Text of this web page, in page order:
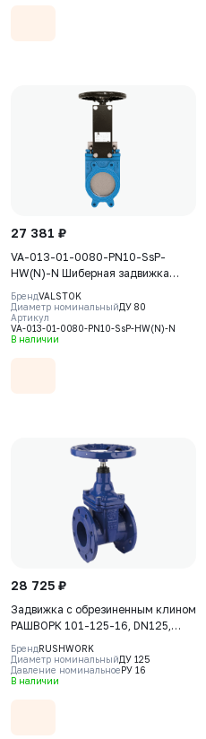
27 381 ₽
VA-013-01-0080-PN10-SsP-
HW(N)-N Шиберная задвижка
Valstok, серия VA, DN0080, PN10,
штурвал, невыдвижной шток,
корпус GJS-400-15 (GGG40), нож
AISI304, седловое уплотнение
БрендVALSTOK
Диаметр номинальныйДУ 80
Артикул
VA-013-01-0080-PN10-SsP-HW(N)-N
В наличии
28 725 ₽
Задвижка с обрезиненным клином
РАШВОРК 101-125-16, DN125,
PN16, корпус - GJS-500-7
(GGG50), клин - GJS-500-7
(GGG50), уплотнение - EPDM, Ф/
БрендRUSHWORK
Диаметр номинальныйДУ 125
Давление номинальноеРУ 16
В наличии